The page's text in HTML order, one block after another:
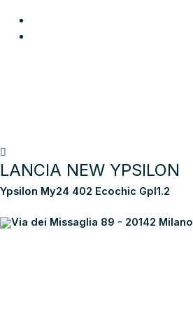
LANCIA NEW YPSILON
Ypsilon My24 402 Ecochic Gpl1.2
Via dei Missaglia 89 - 20142 Milano